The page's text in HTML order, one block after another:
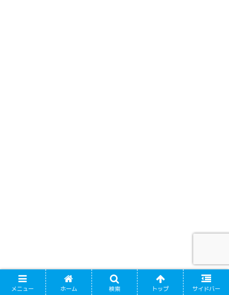
メニュー ホーム 検索 トップ サイドバー